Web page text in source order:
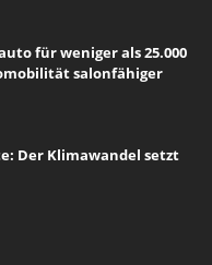
für weniger als 25.000
salonfähiger
Der Klimawandel setzt